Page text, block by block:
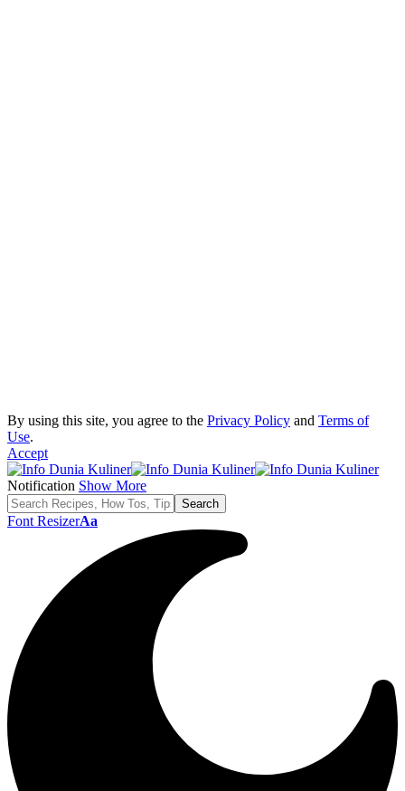
By using this site, you agree to the Privacy Policy and Terms of
Use.
Accept
Notification Show More
Font ResizerAa